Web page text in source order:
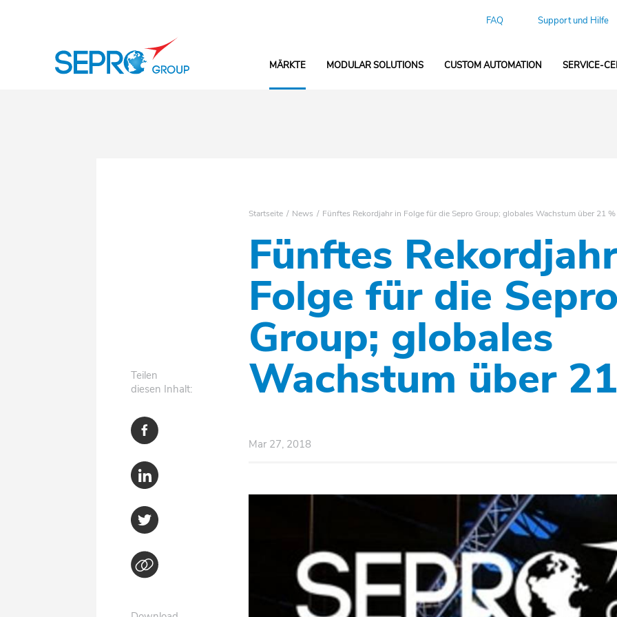
FAQ Support und Hilfe
MÄRKTE MODULAR SOLUTIONS CUSTOM AUTOMATION SERVICE-
Startseite News Fünftes Rekordjahr in Folge für die Sepro Group; globales Wachstum über 21 %
Fünftes
Folge für die
Group; globales
Wachstum über
Mar 27, 2018
Teilen
diesen Inhalt: